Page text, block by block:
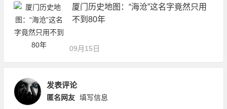
厦门历史地图：“海沧”这名字竟然只用
不到80年
09月15日
发表评论
匿名网友 填写信息